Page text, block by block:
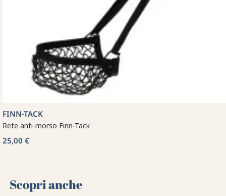
FINN-TACK
Rete anti-morso Finn-Tack
25,00 €
Scopri anche 🌻